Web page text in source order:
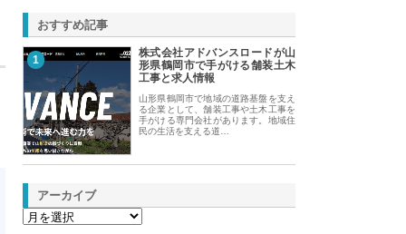
おすすめ記事
1
株式会社アドバンスロードが山
形県鶴岡市で手がける舗装土木
工事と求人情報
山形県鶴岡市で地域の道路基盤を支え
る企業として、舗装工事や土木工事を
手がける専門会社があります。地域住
民の生活を支える道…
アーカイブ